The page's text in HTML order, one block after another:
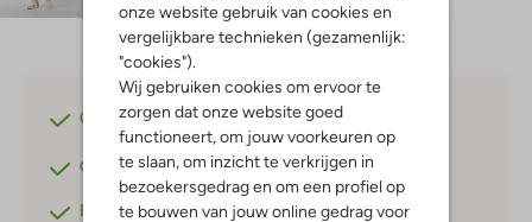
onze website gebruik van cookies en
vergelijkbare technieken (gezamenlijk:
"cookies").
Wij gebruiken cookies om ervoor te
zorgen dat onze website goed
functioneert, om jouw voorkeuren op
te slaan, om inzicht te verkrijgen in
bezoekersgedrag en om een profiel op
te bouwen van jouw online gedrag voor
Gratis verzendingvanaf €75,-
Gratis retournerenbinnen 30 dagen*
Betaal achterafmet Klarna